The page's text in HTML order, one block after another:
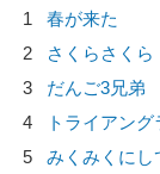
1
春が来た
2
さくらさくら
3
だんご3兄弟
4
トライアング
5
みくみくにし